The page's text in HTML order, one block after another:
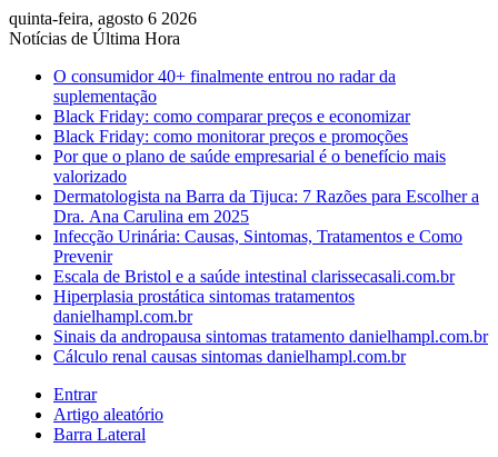
quinta-feira, agosto 6 2026
Notícias de Última Hora
O consumidor 40+ finalmente entrou no radar da
suplementação
Black Friday: como comparar preços e economizar
Black Friday: como monitorar preços e promoções
Por que o plano de saúde empresarial é o benefício mais
valorizado
Dermatologista na Barra da Tijuca: 7 Razões para Escolher a
Dra. Ana Carulina em 2025
Infecção Urinária: Causas, Sintomas, Tratamentos e Como
Prevenir
Escala de Bristol e a saúde intestinal clarissecasali.com.br
Hiperplasia prostática sintomas tratamentos
danielhampl.com.br
Sinais da andropausa sintomas tratamento danielhampl.com.br
Cálculo renal causas sintomas danielhampl.com.br
Entrar
Artigo aleatório
Barra Lateral